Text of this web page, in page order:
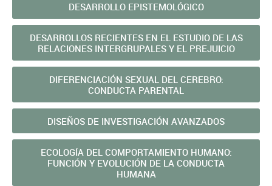
DESARROLLO EPISTEMOLÓGICO
DESARROLLOS RECIENTES EN EL ESTUDIO DE LAS
RELACIONES INTERGRUPALES Y EL PREJUICIO
DIFERENCIACIÓN SEXUAL DEL CEREBRO:
CONDUCTA PARENTAL
DISEÑOS DE INVESTIGACIÓN AVANZADOS
ECOLOGÍA DEL COMPORTAMIENTO HUMANO:
FUNCIÓN Y EVOLUCIÓN DE LA CONDUCTA
HUMANA